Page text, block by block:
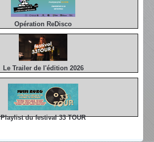
Opération ReDisco
Le Trailer de l'édition 2026
Playlist du festival 33 TOUR